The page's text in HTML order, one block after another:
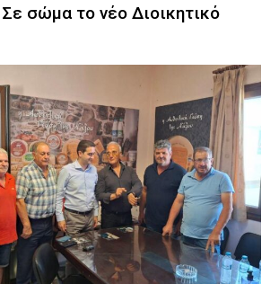
σώμα το νέο Διοικητικό